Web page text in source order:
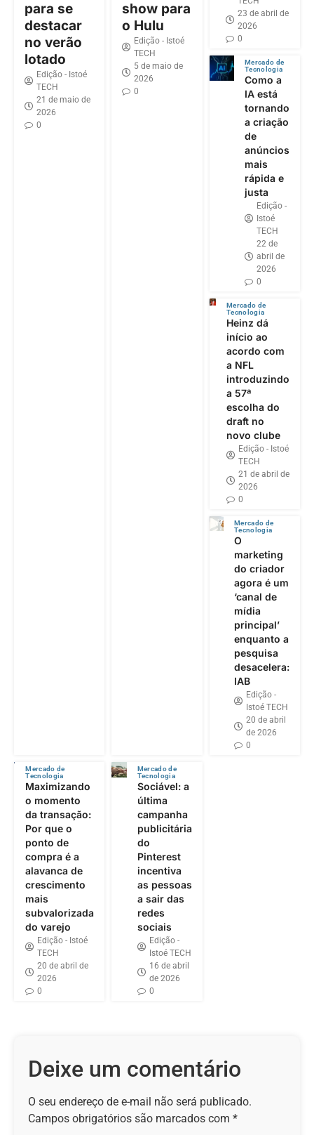
para se
destacar
no verão
lotado
Edição - Istoé
TECH
21 de maio de
2026
0
show para
o Hulu
Edição - Istoé
TECH
5 de maio de
2026
0
23 de abril de
2026
0
Mercado de
Tecnologia
Como a
IA está
tornando
a criação
de
anúncios
mais
rápida e
justa
Edição -
Istoé
TECH
22 de
abril de
2026
0
Mercado de
Tecnologia
Heinz dá
início ao
acordo com
a NFL
introduzindo
a 57ª
escolha do
draft no
novo clube
Edição - Istoé
TECH
21 de abril de
2026
0
Mercado de
Tecnologia
O
marketing
do criador
agora é um
‘canal de
mídia
principal’
enquanto a
pesquisa
desacelera:
IAB
Edição -
Istoé TECH
20 de abril
de 2026
0
Mercado de
Tecnologia
Maximizando
o momento
da transação:
Por que o
ponto de
compra é a
alavanca de
crescimento
mais
subvalorizada
do varejo
Edição - Istoé
TECH
20 de abril de
2026
0
Mercado de
Tecnologia
Sociável: a
última
campanha
publicitária
do
Pinterest
incentiva
as pessoas
a sair das
redes
sociais
Edição -
Istoé TECH
16 de abril
de 2026
0
Deixe um comentário
O seu endereço de e-mail não será publicado.
Campos obrigatórios são marcados com *